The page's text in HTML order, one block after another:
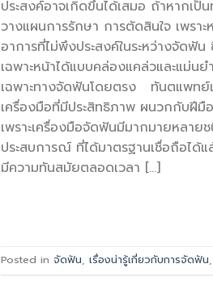
ประสงค์อาจเกิดขึ้นได้เสมอ ถ้าหากเ
วางแผนการรักษา การตัดสินใจ เพร
อาการที่ไม่พึงประสงค์ในระหว่างจัด
เฉพาะหน้าได้แบบคล่องแคล่วและแม่
เฉพาะทางจัดฟันโดยตรง ทันตแพทย์เ
เครื่องมือที่มีประสิทธิภาพ ผนวกกับฝีมื
เพราะเครื่องมือจัดฟันมีมากมายหลา
ประสบการณ์ ที่ได้มาตรฐานเชื่อถือได้
มีความทันสมัยตลอดเวลา […]
Posted in จัดฟัน, เรื่องน่ารู้เกี่ยวกับการจัดฟัน,